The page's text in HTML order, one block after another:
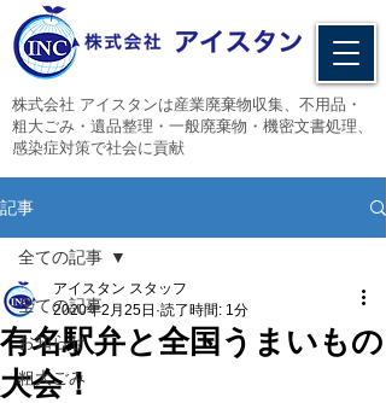
​株式会社 アイスタンは産業廃棄物収集、不用品・
粗大ごみ・遺品整理・一般廃棄物・機密文書処理、
感染症対策で社会に貢献
記事
全ての記事
お知らせ
粗大ごみ
全ての記事
有名駅弁と全国うまいもの
大会！
アイスタン スタッフ
2020年2月25日 読了時間: 1分